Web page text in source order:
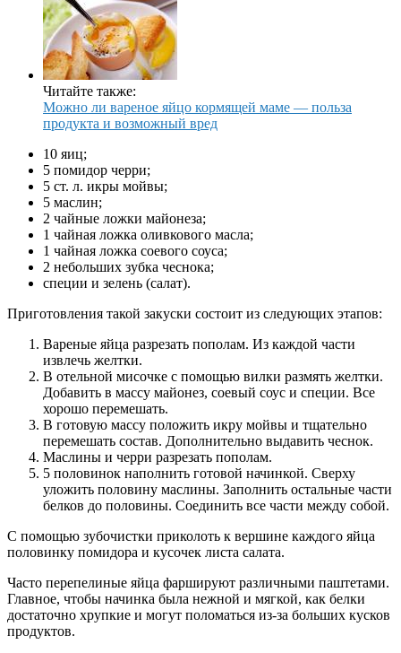
Читайте также:
Можно ли вареное яйцо кормящей маме — польза
продукта и возможный вред
10 яиц;
5 помидор черри;
5 ст. л. икры мойвы;
5 маслин;
2 чайные ложки майонеза;
1 чайная ложка оливкового масла;
1 чайная ложка соевого соуса;
2 небольших зубка чеснока;
специи и зелень (салат).
Приготовления такой закуски состоит из следующих этапов:
Вареные яйца разрезать пополам. Из каждой части
извлечь желтки.
В отельной мисочке с помощью вилки размять желтки.
Добавить в массу майонез, соевый соус и специи. Все
хорошо перемешать.
В готовую массу положить икру мойвы и тщательно
перемешать состав. Дополнительно выдавить чеснок.
Маслины и черри разрезать пополам.
5 половинок наполнить готовой начинкой. Сверху
уложить половину маслины. Заполнить остальные части
белков до половины. Соединить все части между собой.
С помощью зубочистки приколоть к вершине каждого яйца
половинку помидора и кусочек листа салата.
Часто перепелиные яйца фаршируют различными паштетами.
Главное, чтобы начинка была нежной и мягкой, как белки
достаточно хрупкие и могут поломаться из-за больших кусков
продуктов.